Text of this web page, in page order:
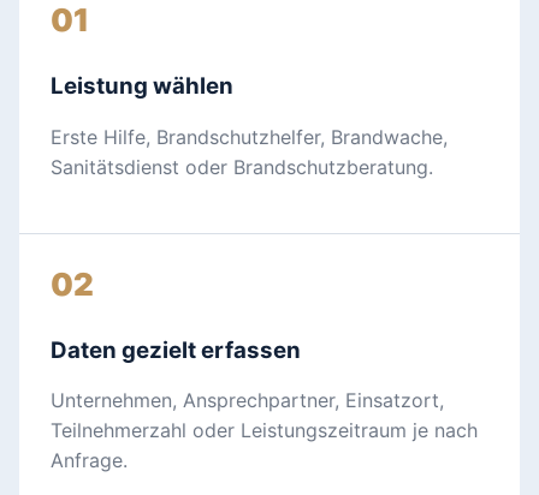
01
Leistung wählen
Erste Hilfe, Brandschutzhelfer, Brandwache,
Sanitätsdienst oder Brandschutzberatung.
02
Daten gezielt erfassen
Unternehmen, Ansprechpartner, Einsatzort,
Teilnehmerzahl oder Leistungszeitraum je nach
Anfrage.